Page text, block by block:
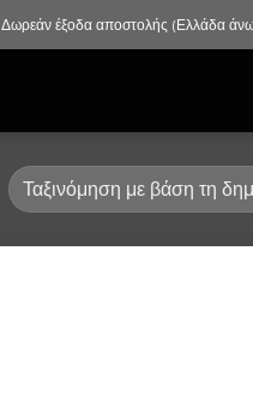
Δωρεάν έξοδα αποστολής (Ελλάδα